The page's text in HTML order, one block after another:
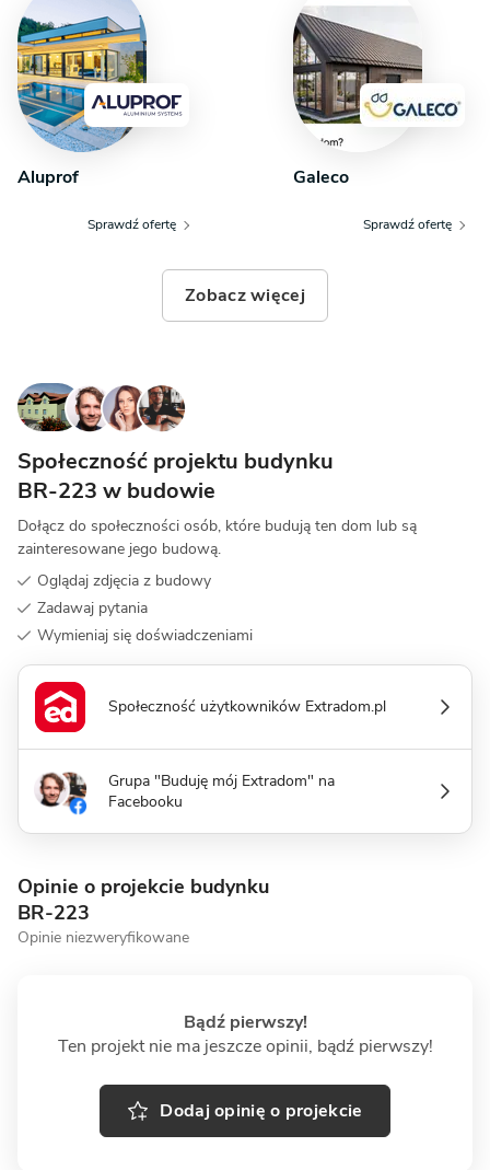
Aluprof
Sprawdź ofertę
Galeco
Sprawdź ofertę
Zobacz więcej
Społeczność projektu budynku
BR-223 w budowie
Dołącz do społeczności osób, które budują ten dom lub są
zainteresowane jego budową.
Oglądaj zdjęcia z budowy
Zadawaj pytania
Wymieniaj się doświadczeniami
Społeczność użytkowników Extradom.pl
Grupa "Buduję mój Extradom" na
Facebooku
Opinie o projekcie budynku
BR-223
Opinie niezweryfikowane
Bądź pierwszy!
Ten projekt nie ma jeszcze opinii, bądź pierwszy!
Dodaj opinię o projekcie